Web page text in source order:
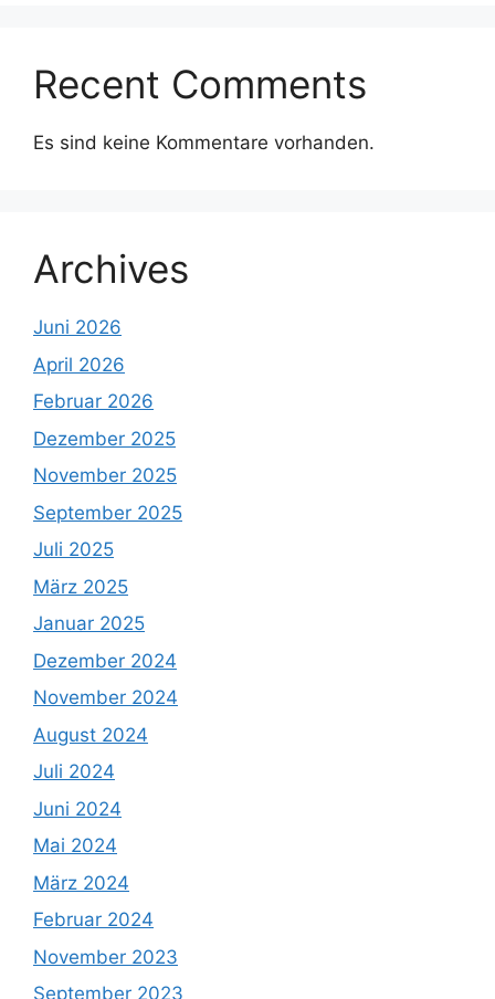
Recent Comments
Es sind keine Kommentare vorhanden.
Archives
Juni 2026
April 2026
Februar 2026
Dezember 2025
November 2025
September 2025
Juli 2025
März 2025
Januar 2025
Dezember 2024
November 2024
August 2024
Juli 2024
Juni 2024
Mai 2024
März 2024
Februar 2024
November 2023
September 2023